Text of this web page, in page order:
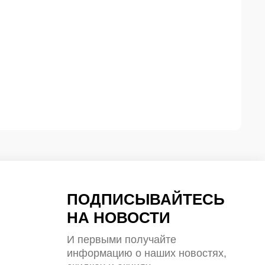
ПОДПИСЫВАЙТЕСЬ
НА НОВОСТИ
И первыми получайте
информацию о наших новостях,